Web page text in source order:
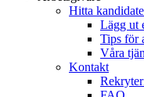
Hitta
Lägg ut
Tips för
Våra
Kontakt